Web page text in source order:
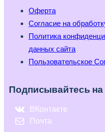
Оферта
Согласие на
Политика
данных сайта
Пользовательское
Подписывайтесь на
ВКонтакте
Почта